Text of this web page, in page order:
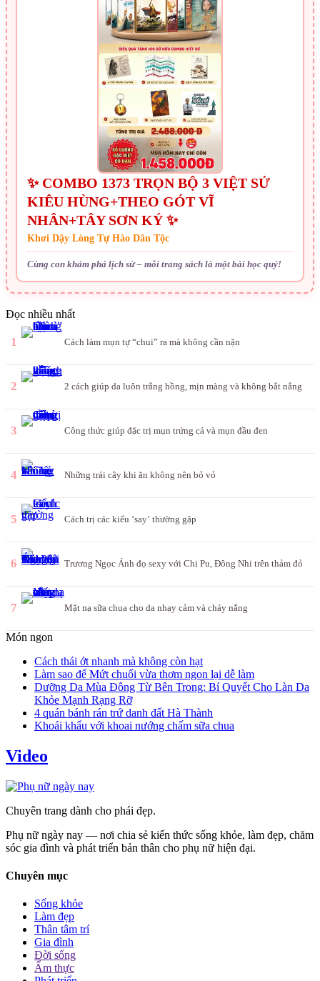
✨ COMBO 1373 TRỌN BỘ 3 VIỆT SỬ
KIÊU HÙNG+THEO GÓT VĨ
NHÂN+TÂY SƠN KÝ ✨
Khơi Dậy Lòng Tự Hào Dân Tộc
Cùng con khám phá lịch sử – mỗi trang sách là một bài học quý!
Đọc nhiều nhất
1 Cách làm mụn tự “chui” ra mà không cần nặn
2 2 cách giúp da luôn trắng hồng, mịn màng và không bắt nắng
3 Công thức giúp đặc trị mụn trứng cá và mụn đầu đen
4 Những trái cây khi ăn không nên bỏ vỏ
5 Cách trị các kiểu ‘say’ thường gặp
6 Trương Ngọc Ánh đọ sexy với Chi Pu, Đông Nhi trên thảm đỏ
7 Mặt nạ sữa chua cho da nhạy cảm và cháy nắng
Món ngon
Cách thái ớt nhanh mà không còn hạt
Làm sao để Mứt chuối vừa thơm ngon lại dễ làm
Dưỡng Da Mùa Đông Từ Bên Trong: Bí Quyết Cho Làn Da
Khỏe Mạnh Rạng Rỡ
4 quán bánh rán trứ danh đất Hà Thành
Khoái khẩu với khoai nướng chấm sữa chua
Video
Chuyên trang dành cho phái đẹp.
Phụ nữ ngày nay — nơi chia sẻ kiến thức sống khỏe, làm đẹp, chăm
sóc gia đình và phát triển bản thân cho phụ nữ hiện đại.
Chuyên mục
Sống khỏe
Làm đẹp
Thân tâm trí
Gia đình
Đời sống
Ẩm thực